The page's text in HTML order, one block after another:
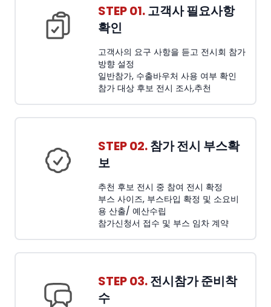
STEP 01.고객사 필요사항
확인
고객사의 요구 사항을 듣고 전시회 참가
방향 설정
일반참가, 수출바우처 사용 여부 확인
참가 대상 후보 전시 조사,추천
STEP 02.참가 전시 부스확
보
추천 후보 전시 중 참여 전시 확정
부스 사이즈, 부스타입 확정 및 소요비
용 산출/ 예산수립
참가신청서 접수 및 부스 임차 계약
STEP 03.전시참가 준비착
수